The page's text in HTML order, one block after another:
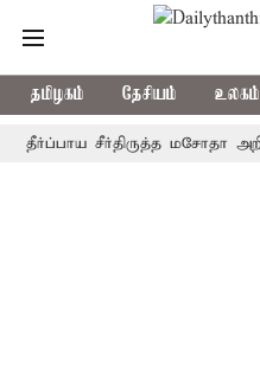
தமிழகம் தேசியம் உலகம்
சீர்திருத்த மசோதா அறிமுகம்